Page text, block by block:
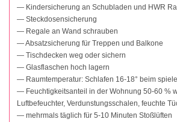
— Kindersicherung an Schubladen und HWR
— Steckdosensicherung
— Regale an Wand schrauben
— Absatzsicherung für Treppen und Balkone
— Tischdecken weg oder sichern
— Glasflaschen hoch lagern
— Raumtemperatur: Schlafen 16-18° beim
— Feuchtigkeitsanteil in der Wohnung 50-60 %
Luftbefeuchter, Verdunstungsschalen, feuchte
— mehrmals täglich für 5-10 Minuten Stoßlüften